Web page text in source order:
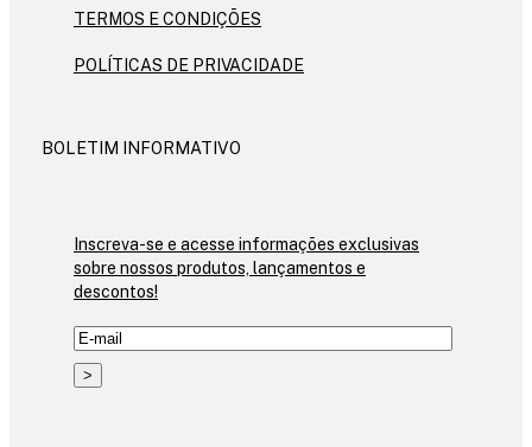
TERMOS E CONDIÇÕES
POLÍTICAS DE PRIVACIDADE
BOLETIM INFORMATIVO
Inscreva-se e acesse informações exclusivas
sobre nossos produtos, lançamentos e
descontos!
>